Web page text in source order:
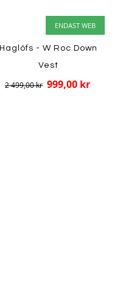
ENDAST WEB
Haglöfs - W Roc Down
Vest
2 499,00 kr 999,00 kr